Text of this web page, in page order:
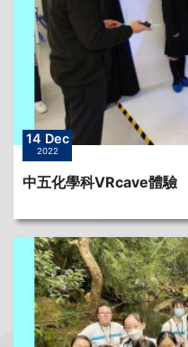
14 Dec
2022
中五化學科VRcave體驗